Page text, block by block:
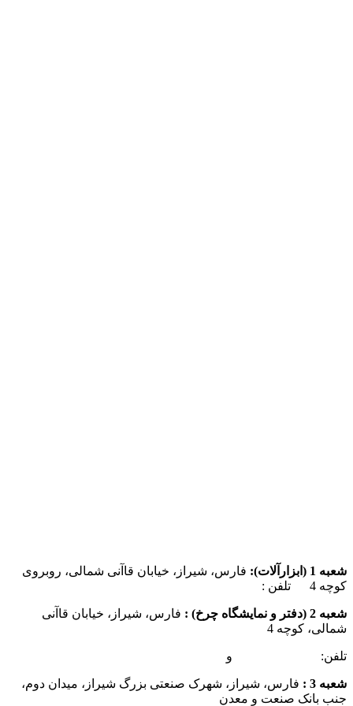
شعبه 1 (ابزارآلات):
فارس، شیراز، خیابان قاآنی شمالی، روبروی
کوچه 4 تلفن :
شعبه 2 (دفتر و نمایشگاه چرخ) :
فارس، شیراز، خیابان قاآنی
شمالی، کوچه 4
تلفن: و
شعبه 3 :
فارس، شیراز، شهرک صنعتی بزرگ شیراز، میدان دوم،
جنب بانک صنعت و معدن